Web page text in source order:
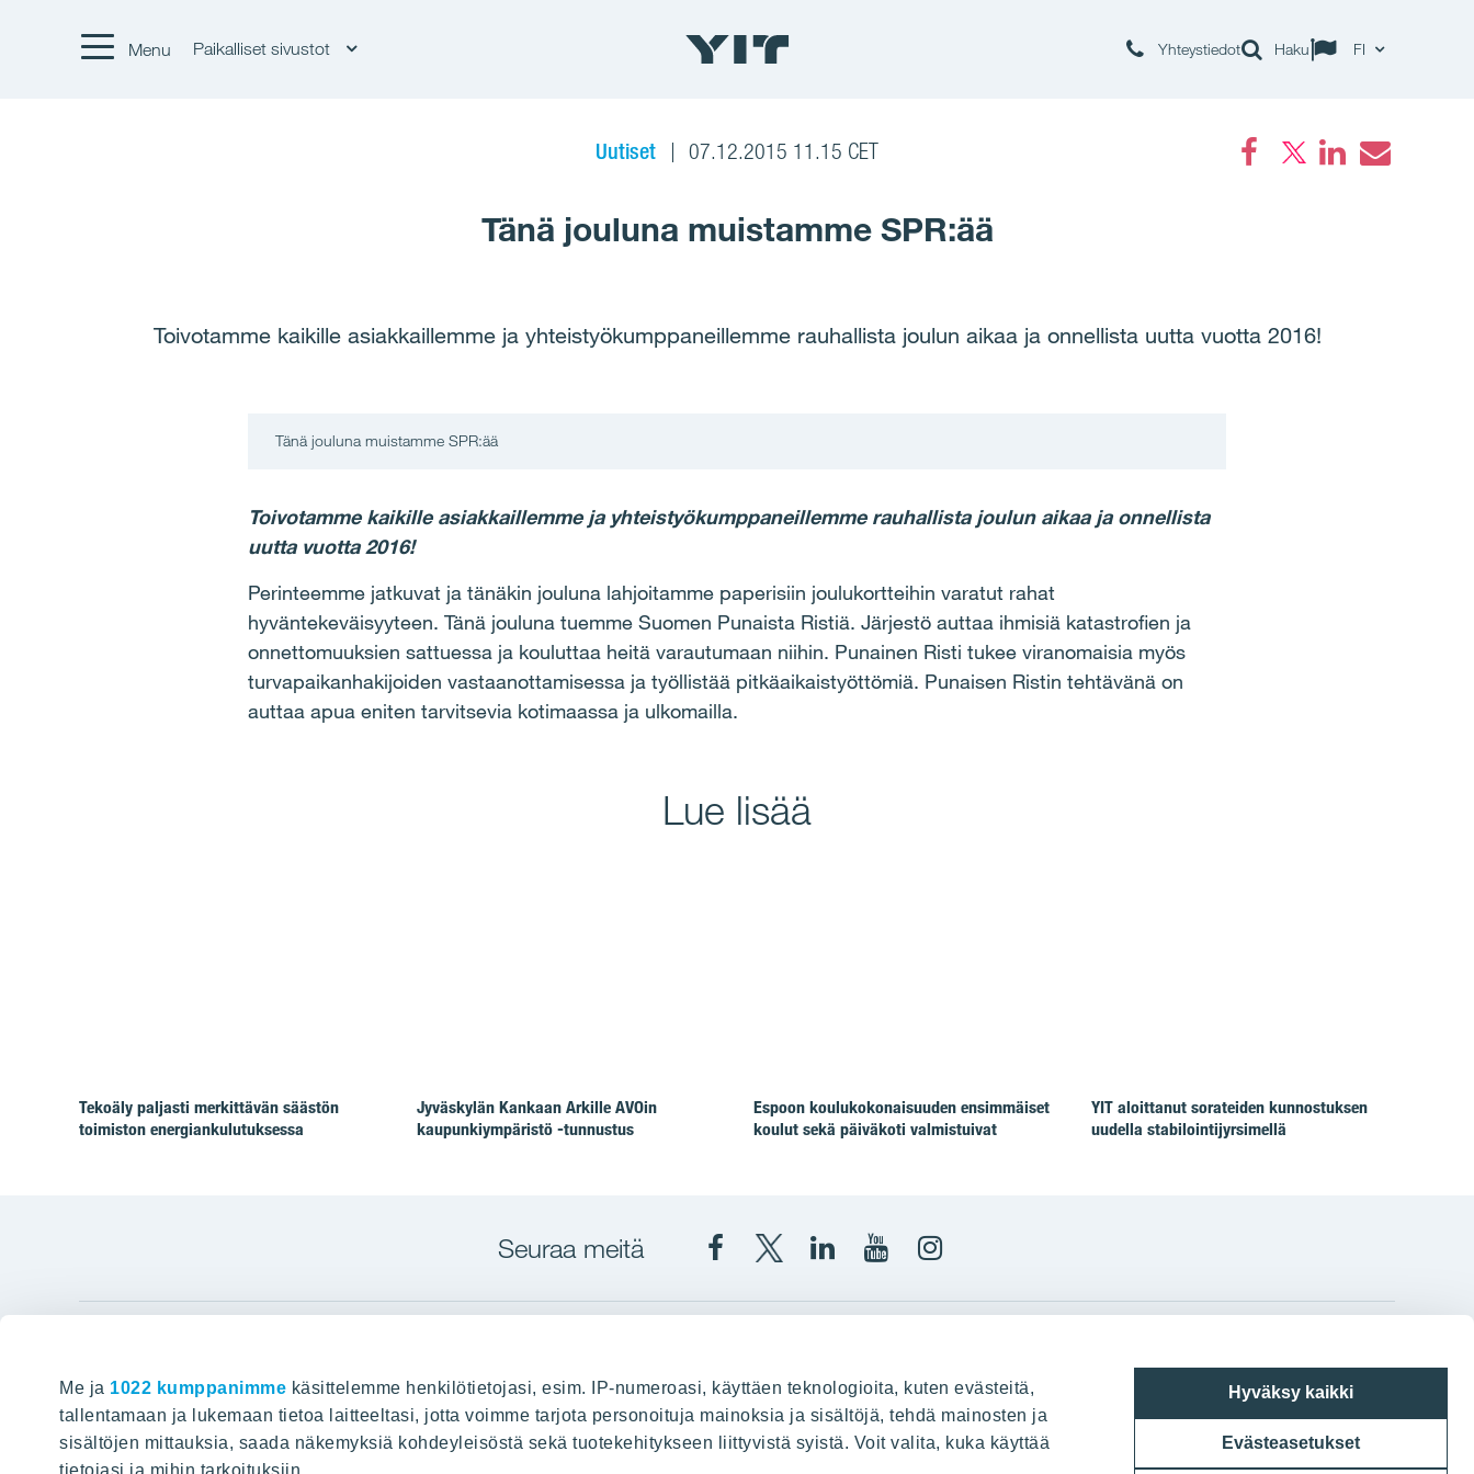
Me ja 1022 kumppanimme käsittelemme henkilötietojasi, esim. IP-numeroasi, käyttäen teknologioita, kuten evästeitä,
tallentamaan ja lukemaan tietoa laitteeltasi, jotta voimme tarjota personoituja mainoksia ja sisältöjä, tehdä mainosten ja
sisältöjen mittauksia, saada näkemyksiä kohdeyleisöstä sekä tuotekehitykseen liittyvistä syistä. Voit valita, kuka käyttää
tietojasi ja mihin tarkoituksiin.
Hyväksy kaikki
Evästeasetukset
Menu Paikalliset sivustot Yhteystiedot Haku FI
Uutiset 07.12.2015 11.15 CET
Tänä jouluna muistamme SPR:ää
Toivotamme kaikille asiakkaillemme ja yhteistyökumppaneillemme rauhallista joulun aikaa ja onnellista uutta vuotta 2016!
Tänä jouluna muistamme SPR:ää
Toivotamme kaikille asiakkaillemme ja yhteistyökumppaneillemme rauhallista joulun aikaa ja onnellista
uutta vuotta 2016!
Perinteemme jatkuvat ja tänäkin jouluna lahjoitamme paperisiin joulukortteihin varatut rahat
hyväntekeväisyyteen. Tänä jouluna tuemme Suomen Punaista Ristiä. Järjestö auttaa ihmisiä katastrofien ja
onnettomuuksien sattuessa ja kouluttaa heitä varautumaan niihin. Punainen Risti tukee viranomaisia myös
turvapaikanhakijoiden vastaanottamisessa ja työllistää pitkäaikaistyöttömiä. Punaisen Ristin tehtävänä on
auttaa apua eniten tarvitsevia kotimaassa ja ulkomailla.
Lue lisää
Tekoäly paljasti merkittävän säästön
toimiston energiankulutuksessa
Jyväskylän Kankaan Arkille AVOin
kaupunkiympäristö -tunnustus
Espoon koulukokonaisuuden ensimmäiset
koulut sekä päiväkoti valmistuivat
YIT aloittanut sorateiden kunnostuksen
uudella stabilointijyrsimellä
Seuraa meitä
YITYITCorporation
Corporation
YIT
Hyvin rakennettu huominen
HAKU
Tietoa YIT:stä
Töihin meille
Myytävät asunnot
Vuokrattavat toimitilat
Panuntie 11, PL 36, 00620 Helsinki
020 433 111